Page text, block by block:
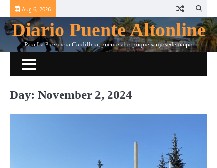
Skip
to
content
Aug 6, 2026
Diario Puente Altonline
Para La Provincia Cordillera, puente alto pirque sanjosedemaipo
Day: November 2, 2024